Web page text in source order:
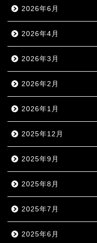
2026年6月
2026年4月
2026年3月
2026年2月
2026年1月
2025年12月
2025年9月
2025年8月
2025年7月
2025年6月